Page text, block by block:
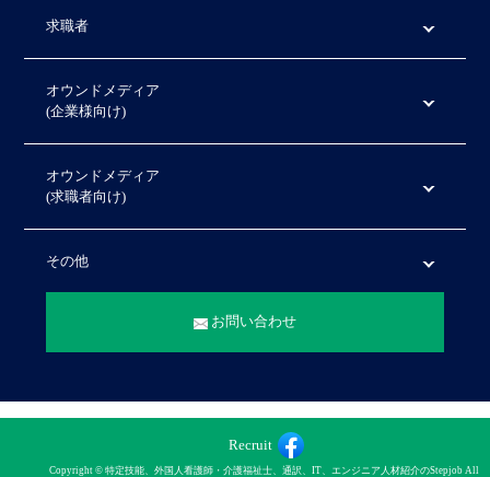
求職者
オウンドメディア
(企業様向け)
オウンドメディア
(求職者向け)
その他
お問い合わせ
Recruit
Copyright © 特定技能、外国人看護師・介護福祉士、通訳、IT、エンジニア人材紹介のStepjob All